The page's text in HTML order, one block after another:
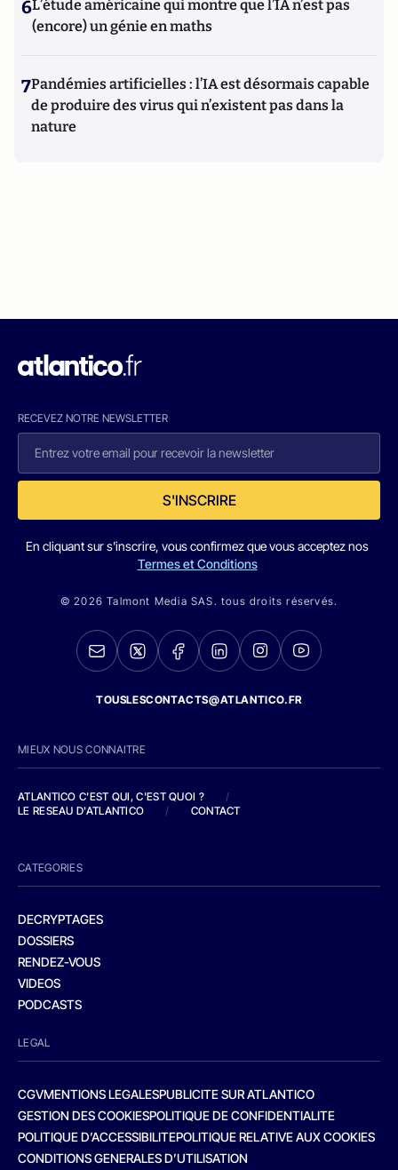
6L’étude américaine qui montre que l’IA n’est pas
(encore) un génie en maths
7Pandémies artificielles : l’IA est désormais capable
de produire des virus qui n’existent pas dans la
nature
RECEVEZ NOTRE NEWSLETTER
S'INSCRIRE
En cliquant sur s'inscrire, vous confirmez que vous acceptez nos
Termes et Conditions
© 2026 Talmont Media SAS. tous droits réservés.
TOUSLESCONTACTS@ATLANTICO.FR
MIEUX NOUS CONNAITRE
ATLANTICO C'EST QUI, C'EST QUOI ?
/
LE RESEAU D'ATLANTICO
/ CONTACT
CATEGORIES
DECRYPTAGES
DOSSIERS
RENDEZ-VOUS
VIDEOS
PODCASTS
LEGAL
CGVMENTIONS LEGALESPUBLICITE SUR ATLANTICO
GESTION DES COOKIESPOLITIQUE DE CONFIDENTIALITE
POLITIQUE D’ACCESSIBILITEPOLITIQUE RELATIVE AUX COOKIES
CONDITIONS GENERALES D’UTILISATION